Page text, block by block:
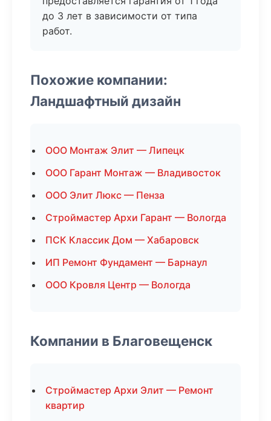
до 3 лет в зависимости от типа
работ.
Похожие компании:
Ландшафтный дизайн
ООО Монтаж Элит — Липецк
ООО Гарант Монтаж — Владивосток
ООО Элит Люкс — Пенза
Строймастер Архи Гарант — Вологда
ПСК Классик Дом — Хабаровск
ИП Ремонт Фундамент — Барнаул
ООО Кровля Центр — Вологда
Компании в Благовещенск
Строймастер Архи Элит — Ремонт
квартир